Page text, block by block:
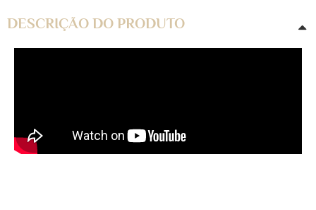
DESCRIÇÃO DO PRODUTO